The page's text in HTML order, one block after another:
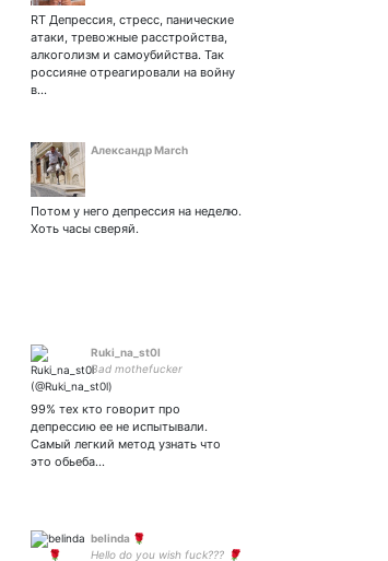
RT Депрессия, стресс, панические
атаки, тревожные расстройства,
алкоголизм и самоубийства. Так
россияне отреагировали на войну
в…
Александр Маrch
Потом у него депрессия на неделю.
Хоть часы сверяй.
Ruki_na_st0l
Bad mothefucker
99% тех кто говорит про
депрессию ее не испытывали.
Самый легкий метод узнать что
это обьеба…
belinda 🌹
Hеllo do yоu wish fuсk??? 🌹